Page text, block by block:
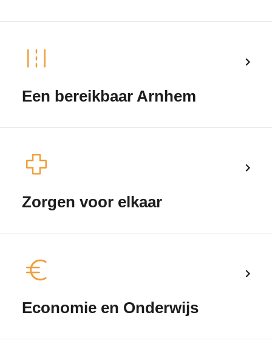
Een bereikbaar Arnhem
Zorgen voor elkaar
Economie en Onderwijs